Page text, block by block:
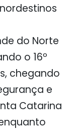
do Norte
o 16º
chegando
e
Catarina